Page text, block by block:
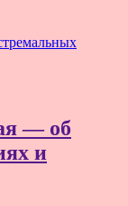
— об
и